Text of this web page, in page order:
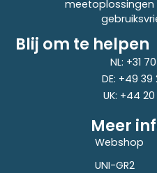
Blij om te helpen
NL: +31
DE: +49 39
UK: +44
Meer
Webshop
UNI-GR2